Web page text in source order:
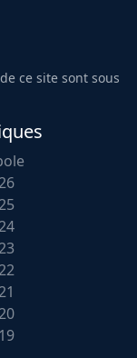
ce site sont sous